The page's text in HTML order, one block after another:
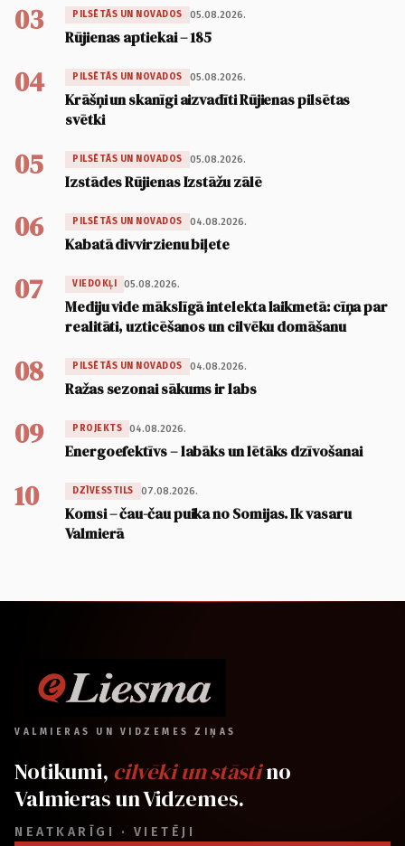
03 PILSĒTĀS UN NOVADOS 05.08.2026.
Rūjienas aptiekai – 185
04 PILSĒTĀS UN NOVADOS 05.08.2026.
Krāšņi un skanīgi aizvadīti Rūjienas pilsētas
svētki
05 PILSĒTĀS UN NOVADOS 05.08.2026.
Izstādes Rūjienas Izstāžu zālē
06 PILSĒTĀS UN NOVADOS 04.08.2026.
Kabatā divvirzienu biļete
07 VIEDOKĻI 05.08.2026.
Mediju vide mākslīgā intelekta laikmetā: cīņa par
realitāti, uzticēšanos un cilvēku domāšanu
08 PILSĒTĀS UN NOVADOS 04.08.2026.
Ražas sezonai sākums ir labs
09 PROJEKTS 04.08.2026.
Energoefektīvs – labāks un lētāks dzīvošanai
10 DZĪVESSTILS 07.08.2026.
Komsi – čau-čau puika no Somijas. Ik vasaru
Valmierā
VALMIERAS UN VIDZEMES ZIŅAS
Notikumi, cilvēki un stāstino
Valmieras un Vidzemes.
NEATKARĪGI · VIETĒJI